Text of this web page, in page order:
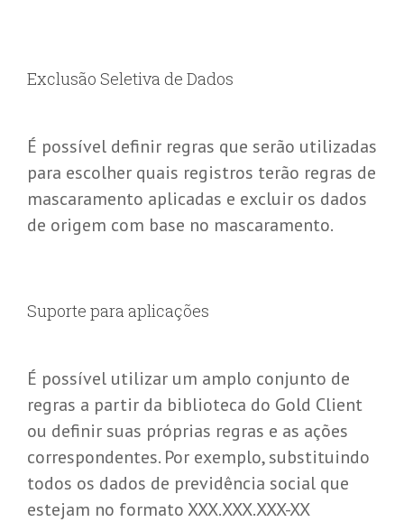
Exclusão Seletiva de Dados
É possível definir regras que serão utilizadas
para escolher quais registros terão regras de
mascaramento aplicadas e excluir os dados
de origem com base no mascaramento.
Suporte para aplicações
É possível utilizar um amplo conjunto de
regras a partir da biblioteca do Gold Client
ou definir suas próprias regras e as ações
correspondentes. Por exemplo, substituindo
todos os dados de previdência social que
estejam no formato XXX.XXX.XXX-XX